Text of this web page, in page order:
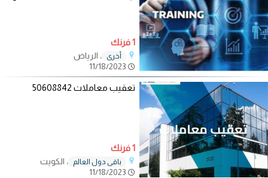
1 فرنك
أخرى
، الرياض
تعقيب معاملات 50608842
1 فرنك
باقي دول العالم
، الكويت